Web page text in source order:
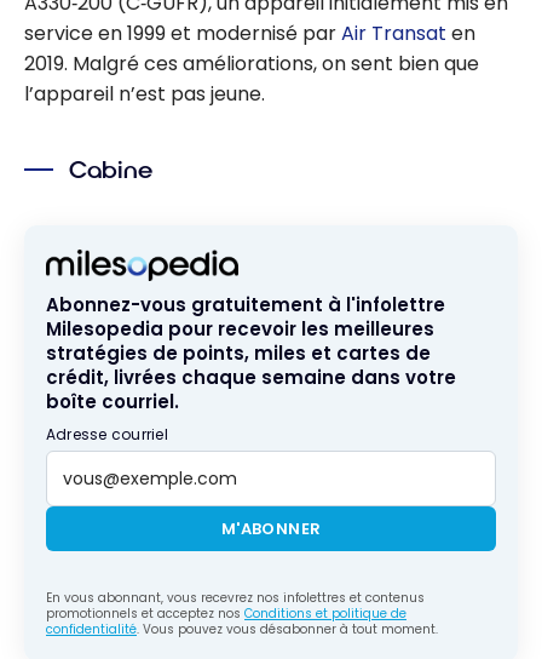
service en 1999 et modernisé parAir Transat en
2019. Malgré ces améliorations, on sent bien que
l’appareil n’est pas jeune.
Cabine
Abonnez-vous gratuitement à l'infolettre
Milesopedia pour recevoir les meilleures
stratégies de points, miles et cartes de
crédit, livrées chaque semaine dans votre
boîte courriel.
Adresse courriel
M'ABONNER
En vous abonnant, vous recevrez nos infolettres et contenus
promotionnels et acceptez nos Conditions et politique de
confidentialité. Vous pouvez vous désabonner à tout moment.